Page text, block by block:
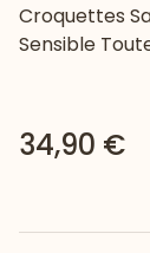
Croquettes
Sensible
34,90 €